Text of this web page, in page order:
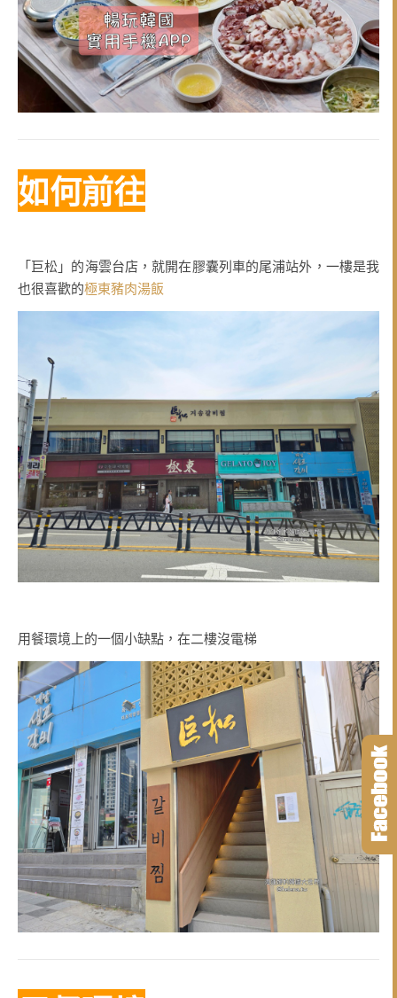
如何前往
「巨松」的海雲台店，就開在膠囊列車的尾浦站外，一樓是我
也很喜歡的極東豬肉湯飯
用餐環境上的一個小缺點，在二樓沒電梯